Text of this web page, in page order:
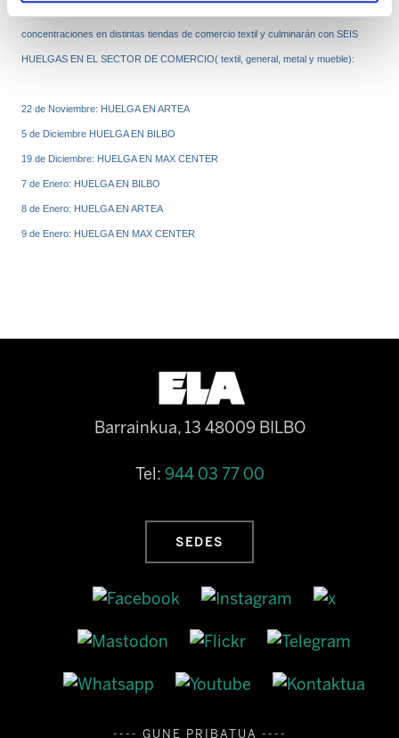
concentraciones en distintas tiendas de comercio textil y culminarán con SEIS
HUELGAS EN EL SECTOR DE COMERCIO( textil, general, metal y mueble):
22 de Noviembre: HUELGA EN ARTEA
5 de Diciembre HUELGA EN BILBO
19 de Diciembre: HUELGA EN MAX CENTER
7 de Enero: HUELGA EN BILBO
8 de Enero: HUELGA EN ARTEA
9 de Enero: HUELGA EN MAX CENTER
Barrainkua, 13 48009 BILBO
Tel: 944 03 77 00
SEDES
---- GUNE PRIBATUA ----